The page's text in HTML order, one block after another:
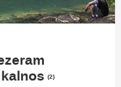
(2)